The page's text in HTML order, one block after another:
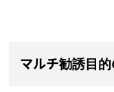
マルチ勧誘目